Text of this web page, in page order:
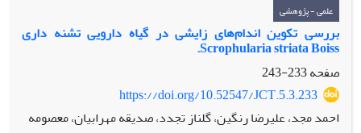
علمی - پژوهشی
بررسی تکوین اندام‌های زایشی در گیاه دارویی تشنه داری
Scrophularia striata Boiss.
صفحه233-243
https://doi.org/10.52547/JCT.5.3.233
احمد مجد، علی‏رضا رنگین، گلناز تجدد، صدیقه مهرابیان، معصومه